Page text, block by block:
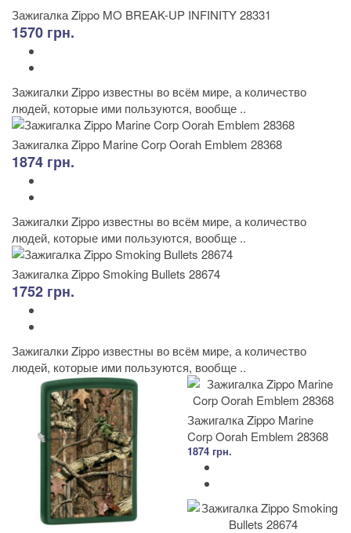
Зажигалка Zippo MO BREAK-UP INFINITY 28331
1570 грн.
Зажигалки Zippo известны во всём мире, а количество
людей, которые ими пользуются, вообще ..
Зажигалка Zippo Marine Corp Oorah Emblem 28368
1874 грн.
Зажигалки Zippo известны во всём мире, а количество
людей, которые ими пользуются, вообще ..
Зажигалка Zippo Smoking Bullets 28674
1752 грн.
Зажигалки Zippo известны во всём мире, а количество
людей, которые ими пользуются, вообще ..
Зажигалка Zippo Marine
Corp Oorah Emblem 28368
1874 грн.